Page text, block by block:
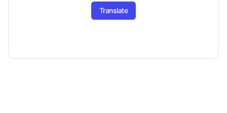
Translate